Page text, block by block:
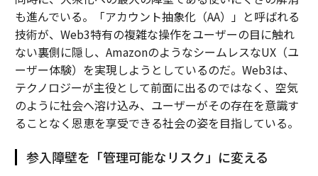
も進んでいる。「アカウント抽象化（AA）」と呼ばれる
技術が、Web3特有の複雑な操作をユーザーの目に触れ
ない裏側に隠し、AmazonのようなシームレスなUX（ユ
ーザー体験）を実現しようとしているのだ。Web3は、
テクノロジーが主役として前面に出るのではなく、空気
のように社会へ溶け込み、ユーザーがその存在を意識す
ることなく恩恵を享受できる社会の姿を目指している。
参入障壁を「管理可能なリスク」に変える